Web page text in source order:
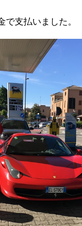
で支払いました。